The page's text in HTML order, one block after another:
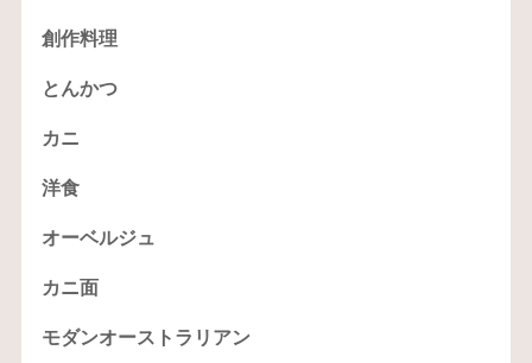
創作料理
とんかつ
カニ
洋食
オーベルジュ
カニ面
モダンオーストラリアン